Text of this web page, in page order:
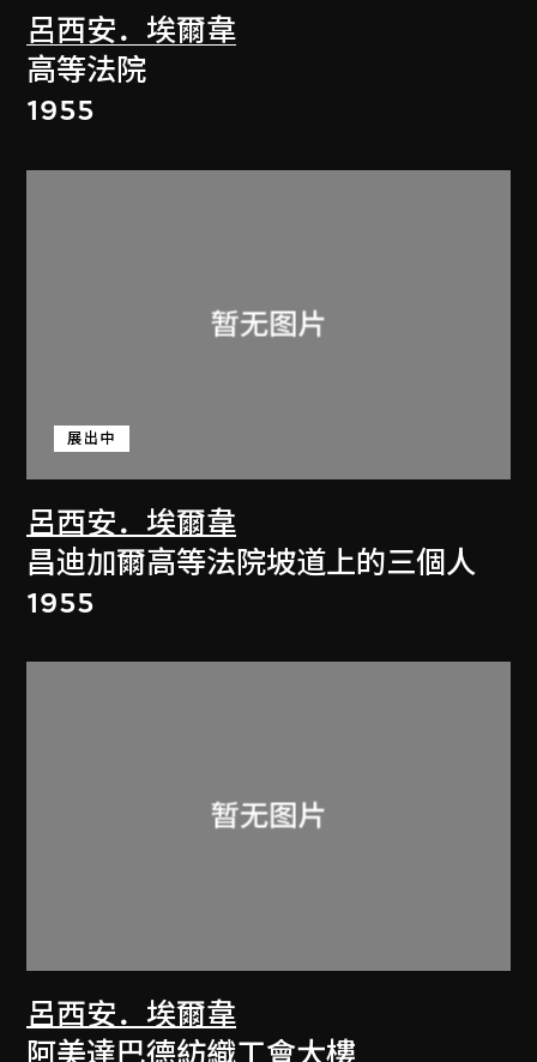
呂西安．埃爾韋
高等法院
1955
呂西安．埃爾韋
展出中
昌迪加爾高等法院坡道上的三個人
1955
呂西安．埃爾韋
阿美達巴德紡織工會大樓